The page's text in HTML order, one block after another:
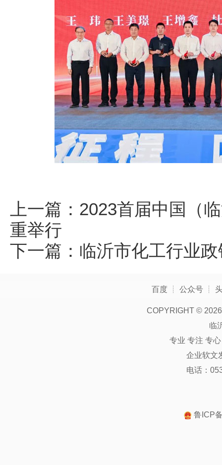
上一篇： 2023首届中国（
重举行
下一篇： 临沂市化工行业
百度 ┊ 公众号 ┊
COPYRIGHT ©
临
专业 专注 专
企业软文
电话：
鲁ICP